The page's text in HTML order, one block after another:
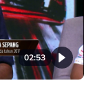
02:53